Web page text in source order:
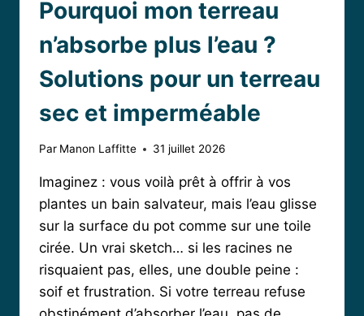
Pourquoi mon terreau
n’absorbe plus l’eau ?
Solutions pour un terreau
sec et imperméable
Par Manon Laffitte 31 juillet 2026
Imaginez : vous voilà prêt à offrir à vos
plantes un bain salvateur, mais l’eau glisse
sur la surface du pot comme sur une toile
cirée. Un vrai sketch… si les racines ne
risquaient pas, elles, une double peine :
soif et frustration. Si votre terreau refuse